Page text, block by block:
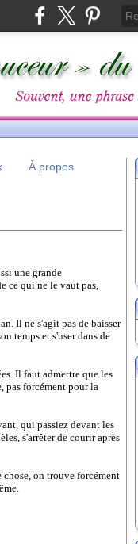
À propos
une grande
ce qui ne le vaut pas,
Il ne s'agit pas de baisser
temps et s'user dans de
Il faut admettre que les
pas forcément pour la
qui passiez devant les
s'arrêter de courir après
on trouve forcément